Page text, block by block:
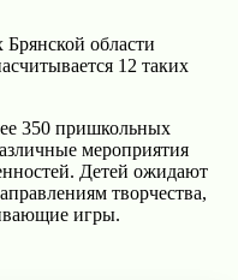
Брянской области
12 таких
350 пришкольных
мероприятия
Детей ожидают
творчества,
игры.